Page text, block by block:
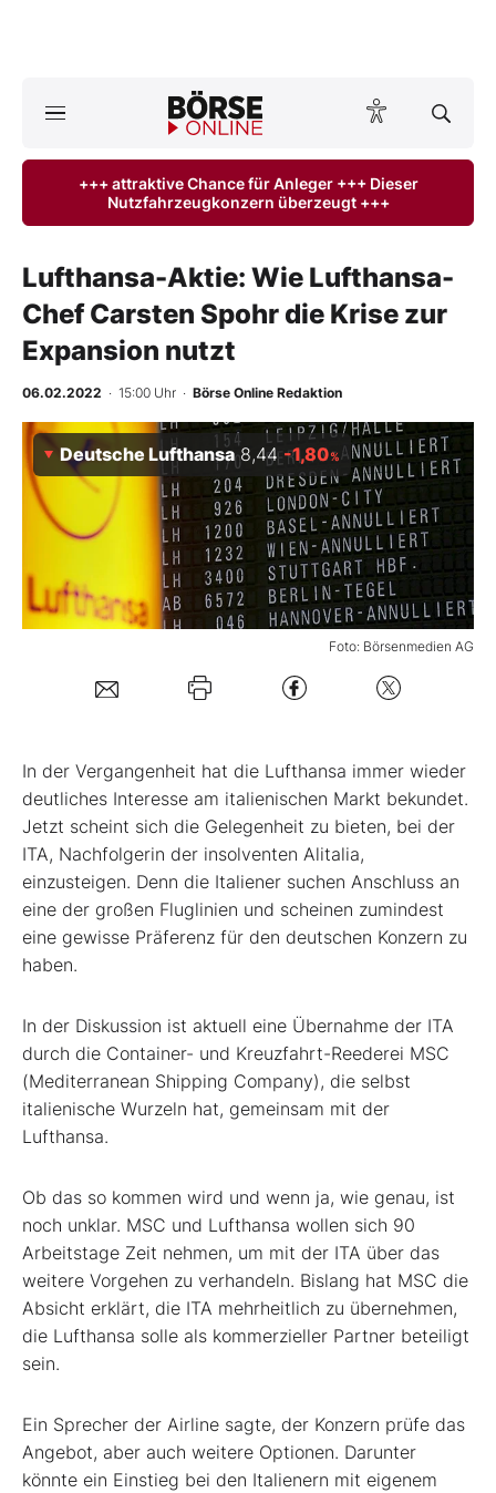
Anlageprodukte
Finanz-Check
Abo & Shop
BO-Musterdepots
Experten
Mein B:O
Mein Konto
Folgen Sie uns
+++ attraktive Chance für Anleger +++ Dieser
Nutzfahrzeugkonzern überzeugt +++
Lufthansa-Aktie: Wie Lufthansa-
Chef Carsten Spohr die Krise zur
Expansion nutzt
06.02.2022 · 15:00 Uhr · Börse Online Redaktion
Foto: Börsenmedien AG
Deutsche Lufthansa 8,44 -1,80%
In der Vergangenheit hat die Lufthansa immer wieder
deutliches Interesse am italienischen Markt bekundet.
Jetzt scheint sich die Gelegenheit zu bieten, bei der
ITA, Nachfolgerin der insolventen Alitalia,
einzusteigen. Denn die Italiener suchen Anschluss an
eine der großen Fluglinien und scheinen zumindest
eine gewisse Präferenz für den deutschen Konzern zu
haben.
In der Diskussion ist aktuell eine Übernahme der ITA
durch die Container- und Kreuzfahrt-Reederei MSC
(Mediterranean Shipping Company), die selbst
italienische Wurzeln hat, gemeinsam mit der
Lufthansa.
Ob das so kommen wird und wenn ja, wie genau, ist
noch unklar. MSC und Lufthansa wollen sich 90
Arbeitstage Zeit nehmen, um mit der ITA über das
weitere Vorgehen zu verhandeln. Bislang hat MSC die
Absicht erklärt, die ITA mehrheitlich zu übernehmen,
die Lufthansa solle als kommerzieller Partner beteiligt
sein.
Ein Sprecher der Airline sagte, der Konzern prüfe das
Angebot, aber auch weitere Optionen. Darunter
könnte ein Einstieg bei den Italienern mit eigenem